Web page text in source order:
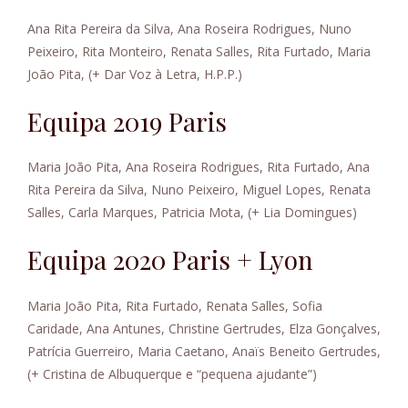
Ana Rita Pereira da Silva, Ana Roseira Rodrigues, Nuno
Peixeiro, Rita Monteiro, Renata Salles, Rita Furtado, Maria
João Pita, (+ Dar Voz à Letra, H.P.P.)
Equipa 2019 Paris
Maria João Pita, Ana Roseira Rodrigues, Rita Furtado, Ana
Rita Pereira da Silva, Nuno Peixeiro, Miguel Lopes, Renata
Salles, Carla Marques, Patricia Mota, (+ Lia Domingues)
Equipa 2020 Paris + Lyon
Maria João Pita, Rita Furtado, Renata Salles, Sofia
Caridade, Ana Antunes, Christine Gertrudes, Elza Gonçalves,
Patrícia Guerreiro, Maria Caetano, Anaïs Beneito Gertrudes,
(+ Cristina de Albuquerque e “pequena ajudante”)